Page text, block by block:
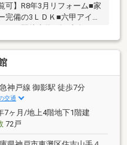
可】R8年3月リフォーム■家
備の3ＬＤＫ■六甲アイラ
ー」駅徒歩約7分■南向きで
しています
神戸線 御影駅 徒歩7分
交通
7ヶ月/地上4階地下1階建
72戸